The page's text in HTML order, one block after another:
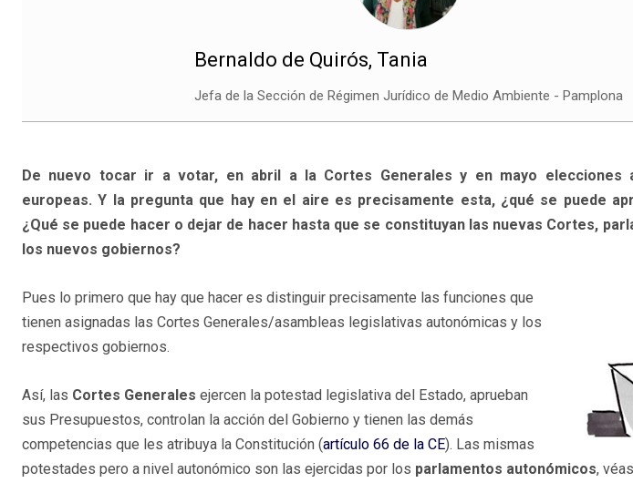
Bernaldo de Quirós, Tania
Jefa de la Sección de Régimen Jurídico de Medio Ambiente - Pamplona
De nuevo tocar ir a votar, en abril a la Cortes Generales y en mayo elecciones
europeas. Y la pregunta que hay en el aire es precisamente esta, ¿qué se puede
¿Qué se puede hacer o dejar de hacer hasta que se constituyan las nuevas Cortes,
los nuevos gobiernos?
Pues lo primero que hay que hacer es distinguir precisamente las funciones que
tienen asignadas las Cortes Generales/asambleas legislativas autonómicas y los
respectivos gobiernos.
Así, las Cortes Generales ejercen la potestad legislativa del Estado, aprueban
sus Presupuestos, controlan la acción del Gobierno y tienen las demás
competencias que les atribuya la Constitución (artículo 66 de la CE). Las mismas
potestades pero a nivel autonómico son las ejercidas por los parlamentos autonómicos,